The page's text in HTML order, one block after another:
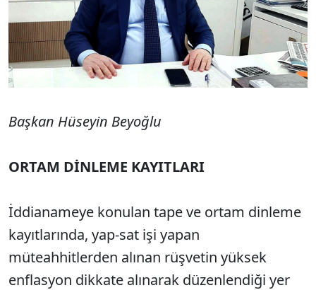
Başkan Hüseyin Beyoğlu
ORTAM DİNLEME KAYITLARI
İddianameye konulan tape ve ortam dinleme
kayıtlarında, yap-sat işi yapan
müteahhitlerden alınan rüşvetin yüksek
enflasyon dikkate alınarak düzenlendiği yer